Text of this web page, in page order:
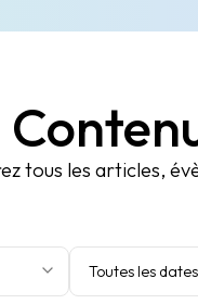
tous les articles,
Toutes les dates